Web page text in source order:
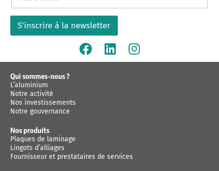
m
l
S'inscrire à la newsletter
Qui sommes-nous ?
L’aluminium
Notre activité
Nos investissements
Notre gouvernance
Nos produits
Plaques de laminage
Lingots d’alliages
Fournisseur et prestataires de services